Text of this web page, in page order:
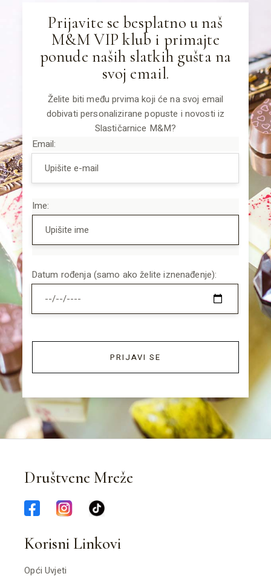
Prijavite se besplatno u naš
M&M VIP klub i primajte
ponude naših slatkih gušta na
svoj email.
Želite biti među prvima koji će na svoj email
dobivati personalizirane popuste i novosti iz
Slastičarnice M&M?
Email:
Ime:
Datum rođenja (samo ako želite iznenađenje):
PRIJAVI SE
Društvene Mreže
Korisni Linkovi
Opći Uvjeti